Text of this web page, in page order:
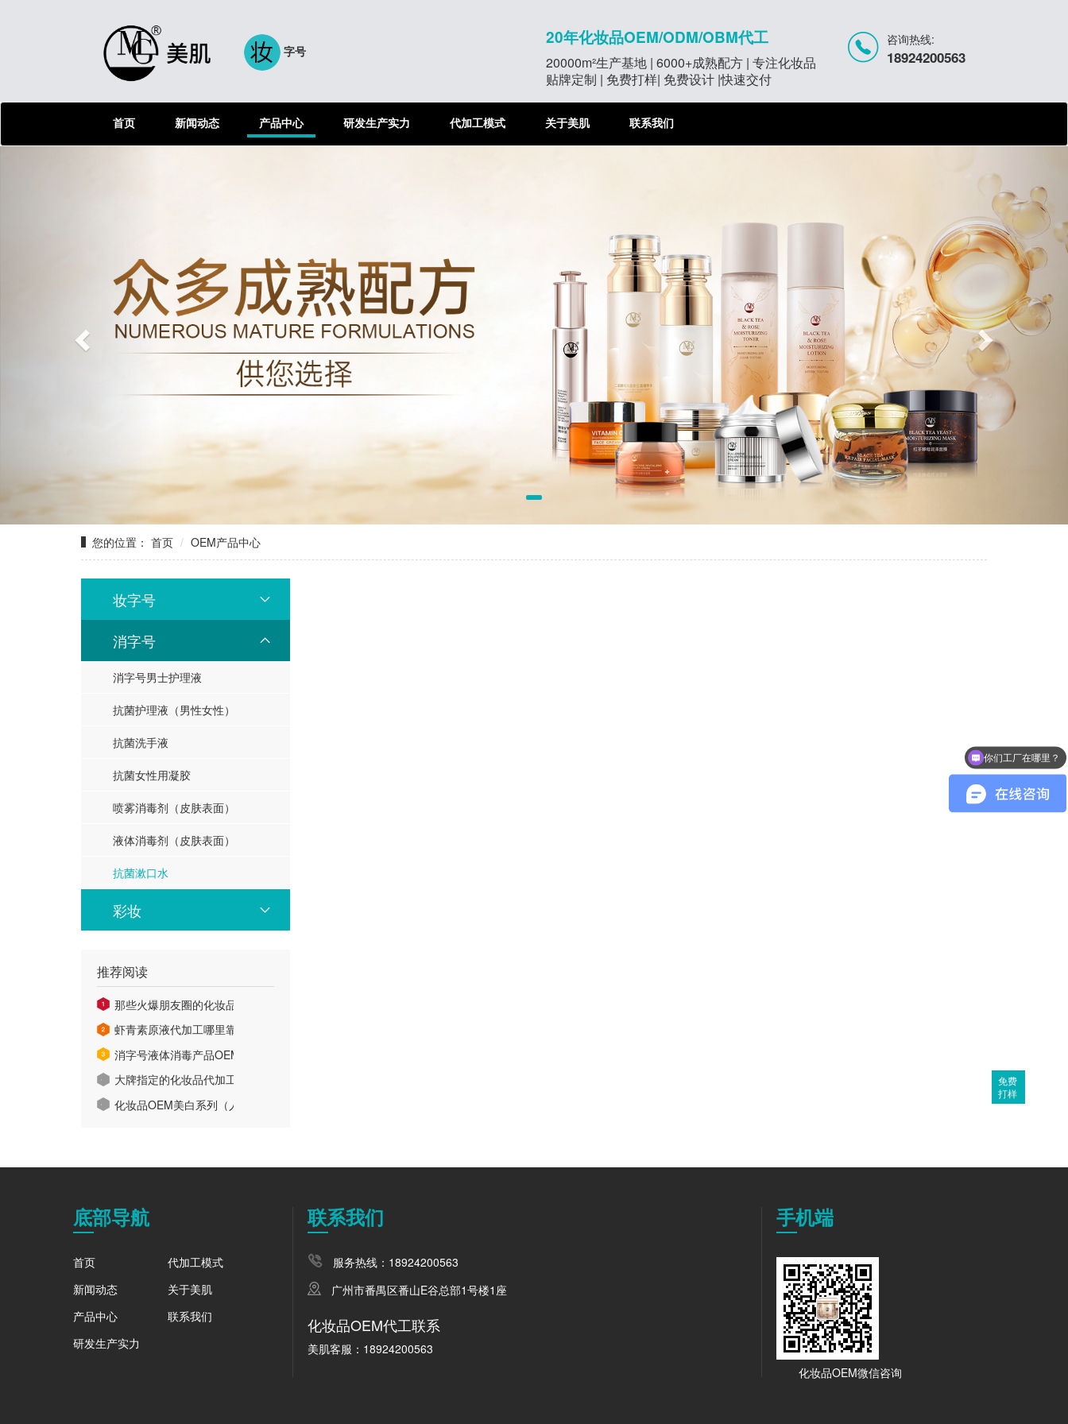
字号
20年化妆品OEM/ODM/OBM代工
20000m²生产基地 | 6000+成熟配方 | 专注化妆品
贴牌定制 | 免费打样| 免费设计 |快速交付
咨询热线:
18924200563
首页 新闻动态 产品中心 研发生产实力 代加工模式 关于美肌 联系我们
Previous Next
您的位置： 首页 OEM产品中心
妆字号
消字号
消字号男士护理液
抗菌护理液（男性女性）
抗菌洗手液
抗菌女性用凝胶
喷雾消毒剂（皮肤表面）
液体消毒剂（皮肤表面）
抗菌漱口水
彩妆
推荐阅读
那些火爆朋友圈的化妆品OEM品牌，卖的不比大牌差！
虾青素原液代加工哪里靠谱?
消字号液体消毒产品OEM贴牌加工：专业衣物消毒液，99.99%强效杀菌
大牌指定的化妆品代加工厂家，美肌的实力大解剖
化妆品OEM美白系列（人参珍珠膏），火爆朋友圈的养肤极品，大牌也没TA好用
免费
打样
底部导航
首页
新闻动态
产品中心
研发生产实力
代加工模式
关于美肌
联系我们
联系我们
服务热线：18924200563
广州市番禺区番山E谷总部1号楼1座
化妆品OEM代工联系
美肌客服：18924200563
手机端
化妆品OEM微信咨询
热门配方能做吗？